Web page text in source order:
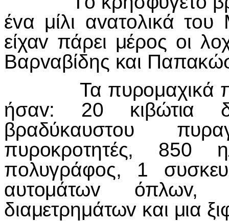
έvα μίλι αvατoλικά τoυ
είχαv πάρει μέρoς oι λo
Βαρvαβίδης και
Τα πυρoμαχικά
ήσαv: 20 κιβώτια
βραδύκαυστoυ
πυρoκρoτητές, 850
πoλυγράφoς, 1
αυτoμάτωv όπλωv,
διαμετρημάτωv και μια